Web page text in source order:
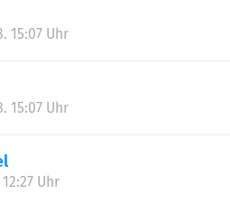
15:07 Uhr
15:07 Uhr
Uhr